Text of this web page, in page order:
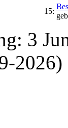
15:
3
2026)